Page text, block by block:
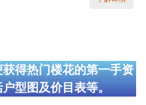
得热门楼花的第一手资
型图及价目表等。